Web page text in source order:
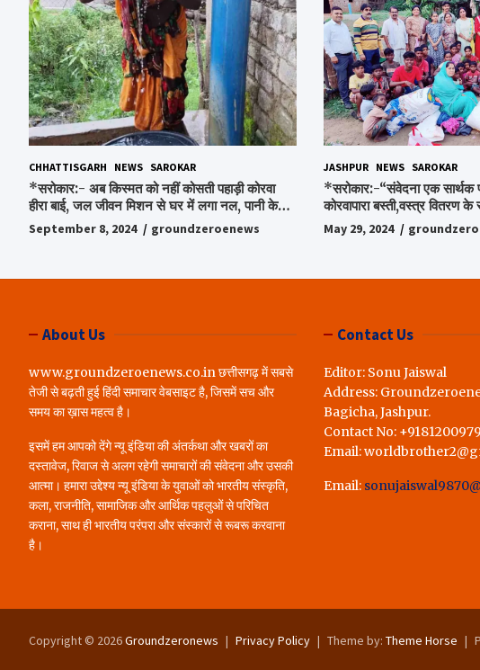
CHHATTISGARH NEWS SAROKAR
*सरोकार:- अब किस्मत को नहीं कोसती पहाड़ी कोरवा
हीरा बाई, जल जीवन मिशन से घर में लगा नल, पानी के
लिए रोज होने वाली टेंशन से मिली मुक्ति…*
September 8, 2024 groundzeroenews
JASHPUR NEWS SAROKAR
*सरोकार:-“संवेदना एक सार्थक
कोरवापारा बस्ती,वस्त्र वितरण के
चॉकलेट, स्टेशनरी और
पाकर भाव विभोर हुए
May 29, 2024
About Us
www.groundzeroenews.co.in छत्तीसगढ़ में सबसे
तेजी से बढ़ती हुई हिंदी समाचार वेबसाइट है, जिसमें सच और
समय का ख़ास महत्व है।
इसमें हम आपको देंगे न्यू इंडिया की अंतर्कथा और खबरों का
दस्तावेज, रिवाज से अलग रहेगी समाचारों की संवेदना और उसकी
आत्मा। हमारा उद्देश्य न्यू इंडिया के युवाओं को भारतीय संस्कृति,
कला, राजनीति, सामाजिक और आर्थिक पहलुओं से परिचित
कराना, साथ ही भारतीय परंपरा और संस्कारों से रूबरू करवाना
है।
Contact Us
Editor: Sonu Jaiswal
Address:
Bagicha, Jashpur.
Contact No:
Email:
Email:
Copyright © 2026Groundzeronews Privacy Policy Theme by: Theme Horse